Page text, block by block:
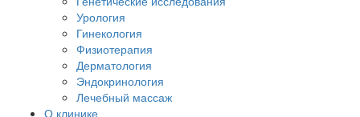
Урология
Гинекология
Физиотерапия
Дерматология
Эндокринология
Лечебный массаж
О клинике